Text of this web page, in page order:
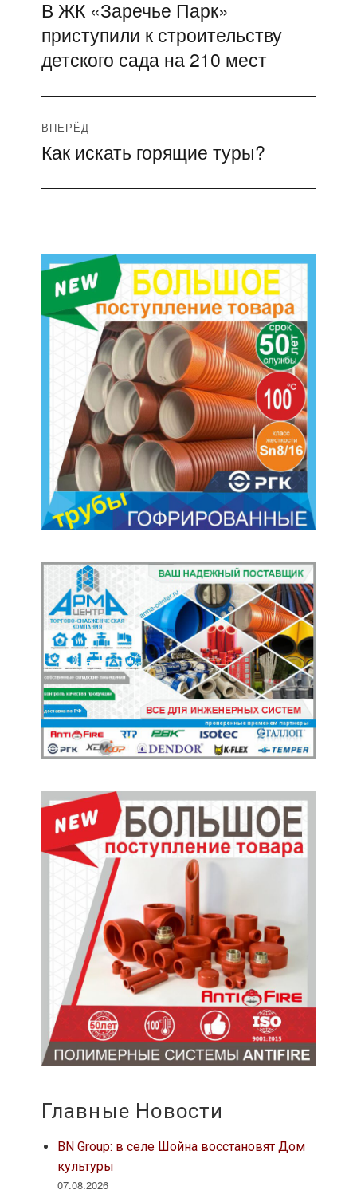
по
записям
Предыдущая
запись:
В ЖК «Заречье Парк»
приступили к строительству
детского сада на 210 мест
ВПЕРЁД
Следующая
Как искать горящие туры?
Главные Новости
BN Group: в селе Шойна восстановят Дом
культуры
07.08.2026